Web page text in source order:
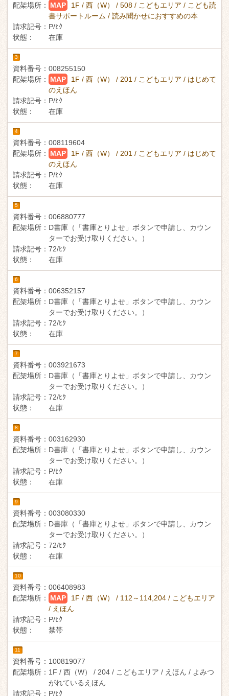
配架場所：
MAP
1F / 西（W） / 508 / こどもエリア / こども読
書サポートルーム / 読み聞かせにおすすめの本
請求記号： P/ﾋｸ
状態：
在庫
3
資料番号： 008255150
配架場所：
MAP
1F / 西（W） / 201 / こどもエリア / はじめて
のえほん
請求記号： P/ﾋｸ
状態：
在庫
4
資料番号： 008119604
配架場所：
MAP
1F / 西（W） / 201 / こどもエリア / はじめて
のえほん
請求記号： P/ﾋｸ
状態：
在庫
5
資料番号： 006880777
配架場所： D書庫（「書庫とりよせ」ボタンで申請し、カウン
ターでお受け取りください。）
請求記号： 72/ﾋｸ
状態：
在庫
6
資料番号： 006352157
配架場所： D書庫（「書庫とりよせ」ボタンで申請し、カウン
ターでお受け取りください。）
請求記号： 72/ﾋｸ
状態：
在庫
7
資料番号： 003921673
配架場所： D書庫（「書庫とりよせ」ボタンで申請し、カウン
ターでお受け取りください。）
請求記号： 72/ﾋｸ
状態：
在庫
8
資料番号： 003162930
配架場所： D書庫（「書庫とりよせ」ボタンで申請し、カウン
ターでお受け取りください。）
請求記号： P/ﾋｸ
状態：
在庫
9
資料番号： 003080330
配架場所： D書庫（「書庫とりよせ」ボタンで申請し、カウン
ターでお受け取りください。）
請求記号： 72/ﾋｸ
状態：
在庫
10
資料番号： 006408983
配架場所：
MAP
1F / 西（W） / 112～114,204 / こどもエリア
/ えほん
請求記号： P/ﾋｸ
状態：
禁帯
11
資料番号： 100819077
配架場所： 1F / 西（W） / 204 / こどもエリア / えほん / よみつ
がれているえほん
請求記号： P/ﾋｸ